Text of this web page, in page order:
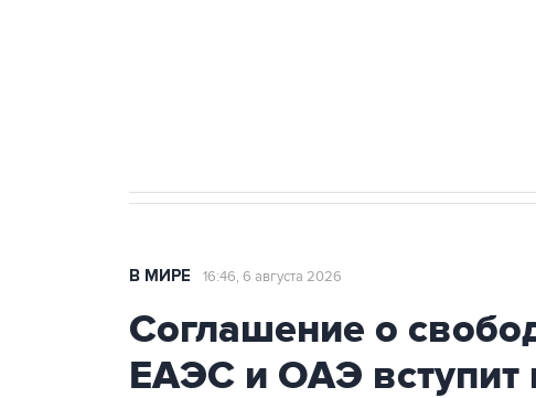
В МИРЕ 16:46, 6 августа 2026
Соглашение о
ЕАЭС и ОАЭ вступит